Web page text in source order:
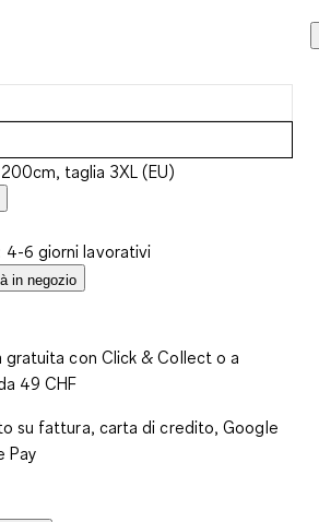
taglia 3XL (EU)
4-6 giorni lavorativi
in negozio
gratuita con Click & Collect o a
49 CHF
su fattura, carta di credito, Google
Pay